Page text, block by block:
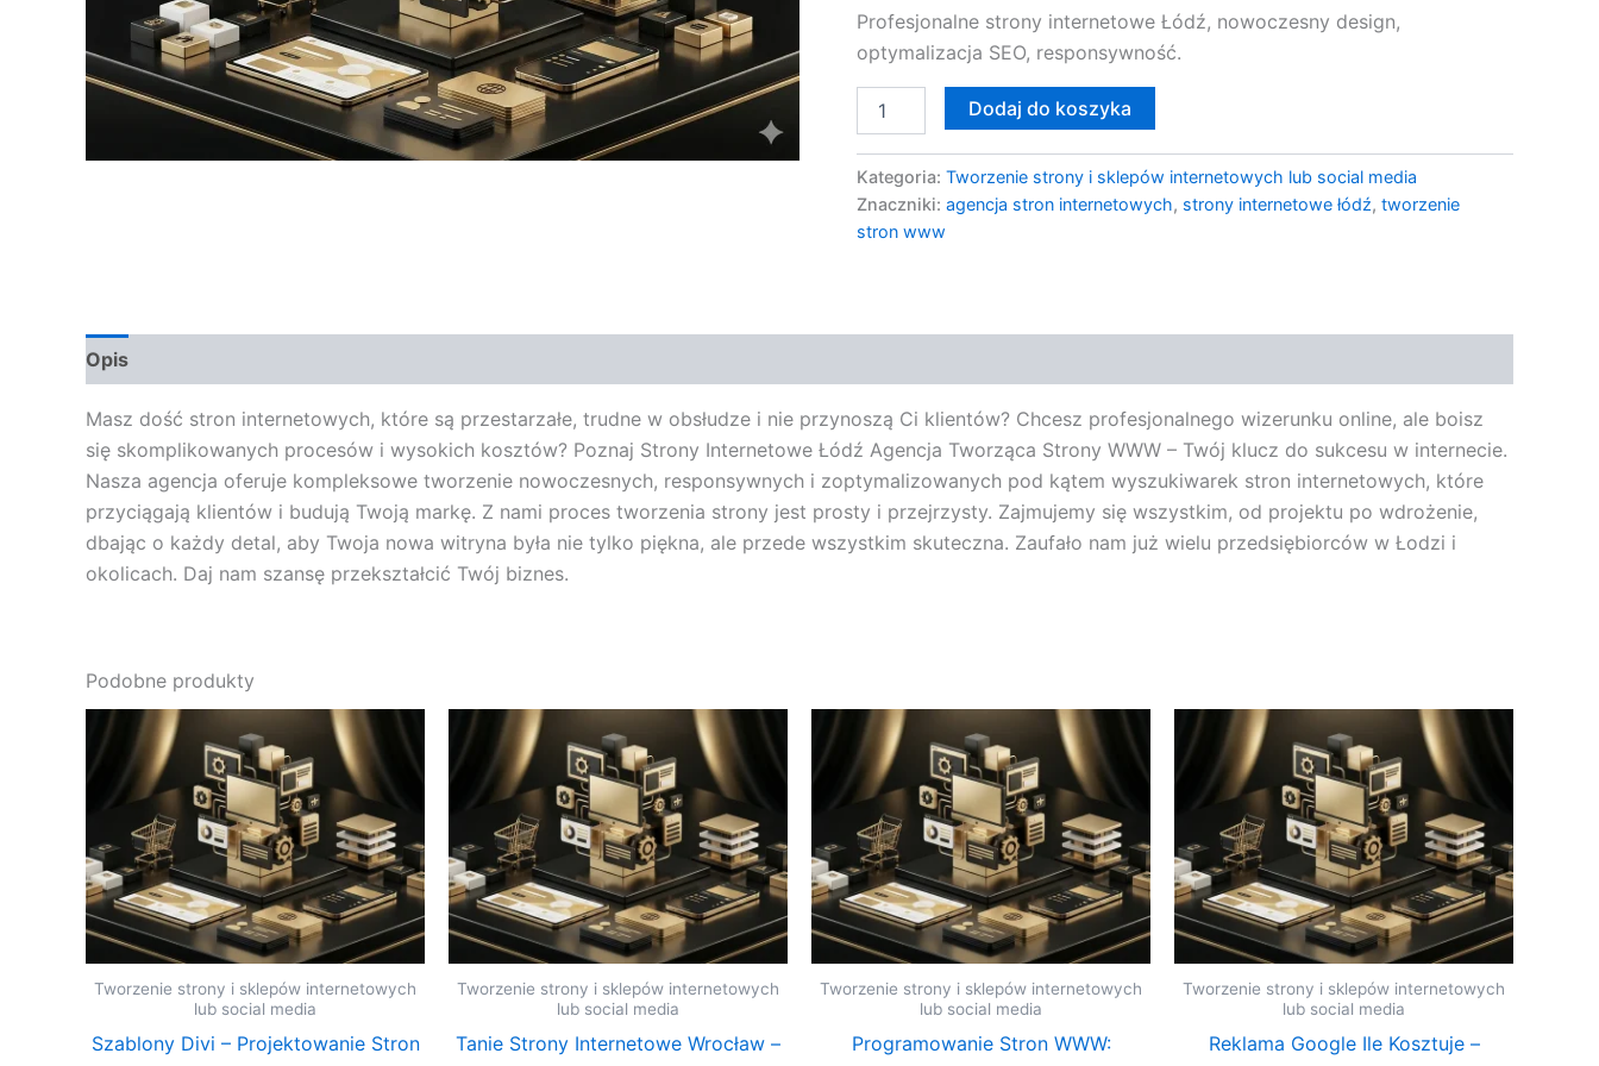
Profesjonalne strony internetowe Łódź, nowoczesny design,
optymalizacja SEO, responsywność.
Dodaj do koszyka
Kategoria: Tworzenie strony i sklepów internetowych lub social media
Znaczniki: agencja stron internetowych, strony internetowe łódź, tworzenie
stron www
Opis
Masz dość stron internetowych, które są przestarzałe, trudne w obsłudze i nie przynoszą Ci klientów? Chcesz profesjonalnego wizerunku online, ale boisz
się skomplikowanych procesów i wysokich kosztów? Poznaj Strony Internetowe Łódź Agencja Tworząca Strony WWW – Twój klucz do sukcesu w internecie.
Nasza agencja oferuje kompleksowe tworzenie nowoczesnych, responsywnych i zoptymalizowanych pod kątem wyszukiwarek stron internetowych, które
przyciągają klientów i budują Twoją markę. Z nami proces tworzenia strony jest prosty i przejrzysty. Zajmujemy się wszystkim, od projektu po wdrożenie,
dbając o każdy detal, aby Twoja nowa witryna była nie tylko piękna, ale przede wszystkim skuteczna. Zaufało nam już wielu przedsiębiorców w Łodzi i
okolicach. Daj nam szansę przekształcić Twój biznes.
Podobne produkty
Tworzenie strony i sklepów internetowych
lub social media
Szablony Divi – Projektowanie Stron
Tworzenie strony i sklepów internetowych
lub social media
Tanie Strony Internetowe Wrocław –
Tworzenie strony i sklepów internetowych
lub social media
Programowanie Stron WWW:
Tworzenie strony i sklepów internetowych
lub social media
Reklama Google Ile Kosztuje –